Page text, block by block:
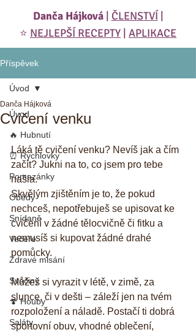
Danča Hájková| ČLENSTVÍ
⭐️ NEJLEPŠÍ RECEPTY APLIKACE
Příspěvek
Úvod
🔥 Hubnutí
⏰ Rychlovky
Pomazánky
Obědy
Snídaně
Večeře
Zdravé mlsání
Svačiny
🍄 Houby
Saláty
Úvod
Cvičení venku
Danča Hájková
Láká tě cvičení venku? Nevíš jak a čím
začít? Jukni na to, co jsem pro tebe
našla.
Skvělým zjištěním je to, že pokud
nechceš, nepotřebuješ se upisovat ke
cvičení v žádné tělocvičně či fitku a
nemusíš si kupovat žádné drahé
pomůcky.
Můžeš si vyrazit v létě, v zimě, za
slunce, či v dešti – záleží jen na tvém
rozpoložení a náladě. Postačí ti dobrá
sportovní obuv, vhodné oblečení,